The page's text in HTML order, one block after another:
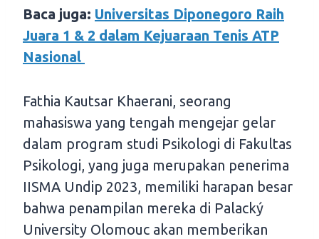
Baca juga: Universitas Diponegoro Raih
Juara 1 & 2 dalam Kejuaraan Tenis ATP
Nasional
Fathia Kautsar Khaerani, seorang
mahasiswa yang tengah mengejar gelar
dalam program studi Psikologi di Fakultas
Psikologi, yang juga merupakan penerima
IISMA Undip 2023, memiliki harapan besar
bahwa penampilan mereka di Palacký
University Olomouc akan memberikan